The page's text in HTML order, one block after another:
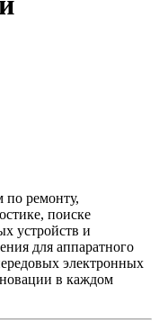
по ремонту,
поиске
устройств и
для аппаратного
электронных
в каждом